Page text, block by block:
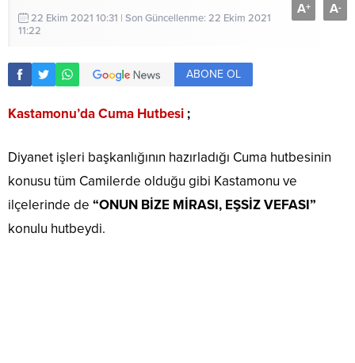
22 Ekim 2021 10:31 | Son Güncellenme: 22 Ekim 2021
11:22
A+ A-
ABONE OL
Kastamonu’da Cuma Hutbesi;
Diyanet işleri başkanlığının hazırladığı Cuma hutbesinin
konusu tüm Camilerde olduğu gibi Kastamonu ve
ilçelerinde de “ONUN BİZE MİRASI, EŞSİZ VEFASI”
konulu hutbeydi.